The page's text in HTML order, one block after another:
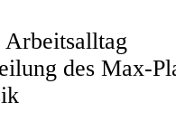
Arbeitsalltag
des Max-